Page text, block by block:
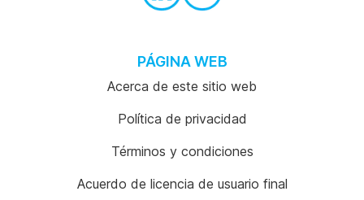
PÁGINA WEB
Acerca de este sitio web
Política de privacidad
Términos y condiciones
Acuerdo de licencia de usuario final